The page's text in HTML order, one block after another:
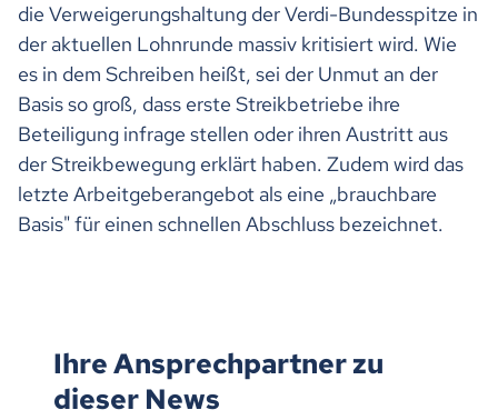
die Verweigerungshaltung der Verdi-Bundesspitze in
der aktuellen Lohnrunde massiv kritisiert wird. Wie
es in dem Schreiben heißt, sei der Unmut an der
Basis so groß, dass erste Streikbetriebe ihre
Beteiligung infrage stellen oder ihren Austritt aus
der Streikbewegung erklärt haben. Zudem wird das
letzte Arbeitgeberangebot als eine „brauchbare
Basis" für einen schnellen Abschluss bezeichnet.
Ihre Ansprechpartner zu
dieser News